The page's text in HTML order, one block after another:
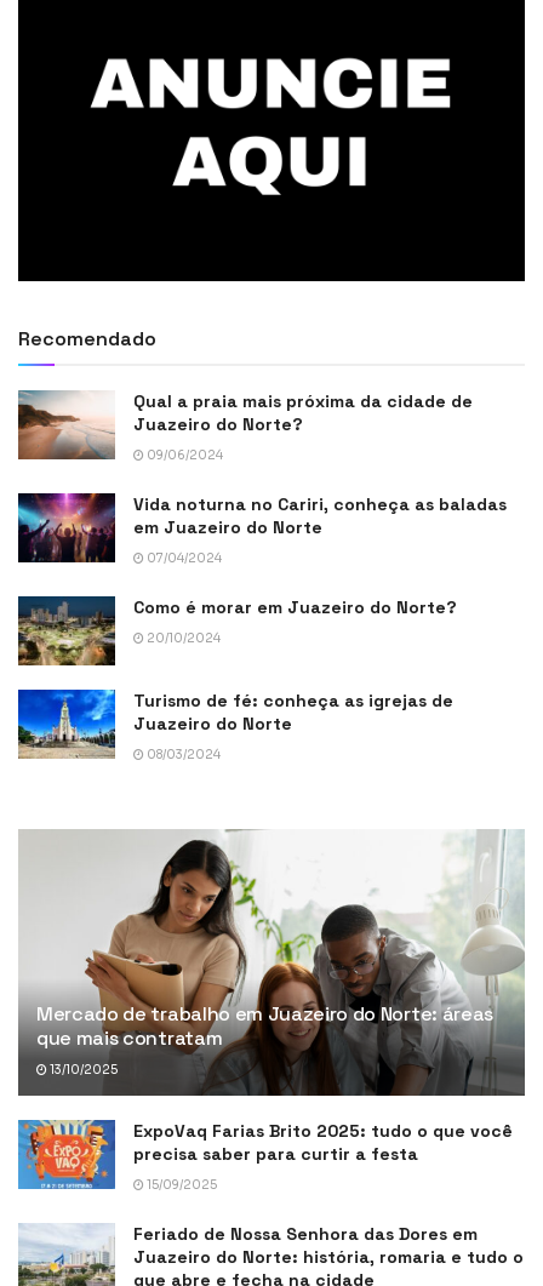
Recomendado
Qual a praia mais próxima da cidade de
Juazeiro do Norte?
09/06/2024
Vida noturna no Cariri, conheça as baladas
em Juazeiro do Norte
07/04/2024
Como é morar em Juazeiro do Norte?
20/10/2024
Turismo de fé: conheça as igrejas de
Juazeiro do Norte
08/03/2024
Mercado de trabalho em Juazeiro do Norte: áreas
que mais contratam
13/10/2025
ExpoVaq Farias Brito 2025: tudo o que você
precisa saber para curtir a festa
15/09/2025
Feriado de Nossa Senhora das Dores em
Juazeiro do Norte: história, romaria e tudo o
que abre e fecha na cidade